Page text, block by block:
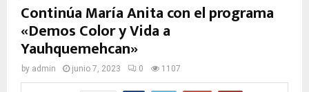
Continúa María Anita con el programa
«Demos Color y Vida a
Yauhquemehcan»
by admin junio 7, 2023 0 1107